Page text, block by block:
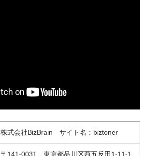
株式会社BizBrain サイト名：biztoner
〒141-0031 東京都品川区西五反田1-11-1